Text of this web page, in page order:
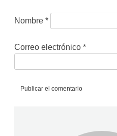
Nombre *
Correo electrónico *